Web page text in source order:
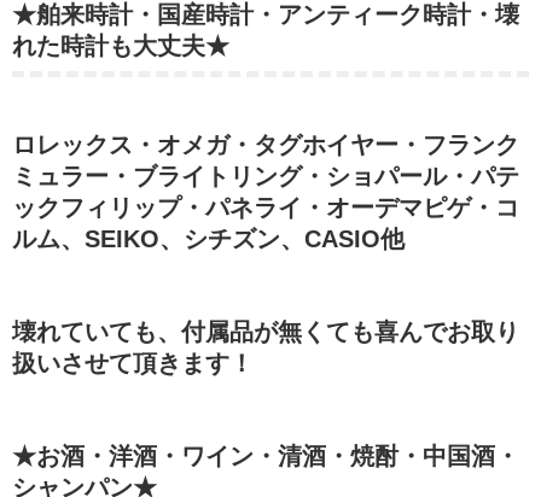
★舶来時計・国産時計・アンティーク時計・壊
れた時計も大丈夫★
ロレックス・オメガ・タグホイヤー・フランク
ミュラー・ブライトリング・ショパール・パテ
ックフィリップ・パネライ・オーデマピゲ・コ
ルム、SEIKO、シチズン、CASIO他
壊れていても、付属品が無くても喜んでお取り
扱いさせて頂きます！
★お酒・洋酒・ワイン・清酒・焼酎・中国酒・
シャンパン★